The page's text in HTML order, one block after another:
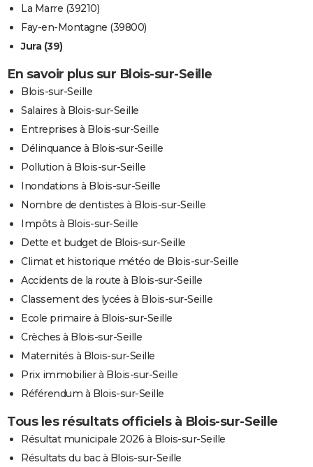
La Marre (39210)
Fay-en-Montagne (39800)
Jura (39)
En savoir plus sur Blois-sur-Seille
Blois-sur-Seille
Salaires à Blois-sur-Seille
Entreprises à Blois-sur-Seille
Délinquance à Blois-sur-Seille
Pollution à Blois-sur-Seille
Inondations à Blois-sur-Seille
Nombre de dentistes à Blois-sur-Seille
Impôts à Blois-sur-Seille
Dette et budget de Blois-sur-Seille
Climat et historique météo de Blois-sur-Seille
Accidents de la route à Blois-sur-Seille
Classement des lycées à Blois-sur-Seille
Ecole primaire à Blois-sur-Seille
Crèches à Blois-sur-Seille
Maternités à Blois-sur-Seille
Prix immobilier à Blois-sur-Seille
Référendum à Blois-sur-Seille
Tous les résultats officiels à Blois-sur-Seille
Résultat municipale 2026 à Blois-sur-Seille
Résultats du bac à Blois-sur-Seille